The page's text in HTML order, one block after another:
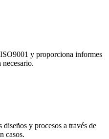
y proporciona informes
necesario.
y procesos a través de
casos.